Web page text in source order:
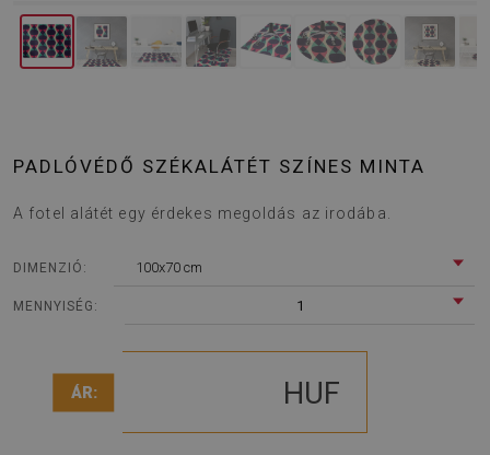
PADLÓVÉDŐ SZÉKALÁTÉT SZÍNES MINTA
A fotel alátét egy érdekes megoldás az irodába.
DIMENZIÓ: 100x70 cm
MENNYISÉG: 1
ÁR: HUF